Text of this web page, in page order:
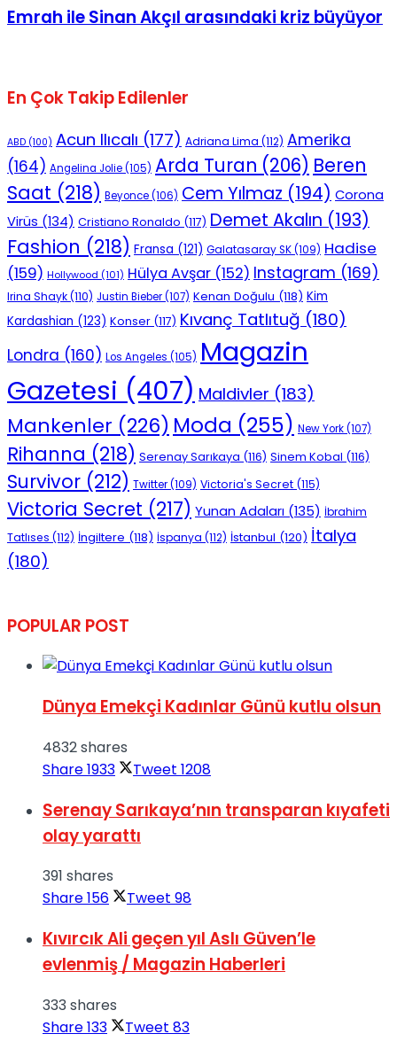
Emrah ile Sinan Akçıl arasındaki kriz büyüyor
En Çok Takip Edilenler
ABD (100) Acun Ilıcalı (177) Adriana Lima (112) Amerika
(164) Angelina Jolie(105) Arda Turan (206) Beren
Saat (218) Beyonce(106) Cem Yılmaz (194) Corona
Virüs (134) Cristiano Ronaldo (117) Demet Akalın (193)
Fashion (218) Fransa (121) Galatasaray SK(109) Hadise
(159) Hollywood (101) Hülya Avşar (152) Instagram (169)
Irina Shayk(110) Justin Bieber(107) Kenan Doğulu (118) Kim
Kardashian (123) Konser (117) Kıvanç Tatlıtuğ (180)
Londra (160) Los Angeles (105) Magazin
Gazetesi (407) Maldivler (183)
Mankenler (226) Moda (255) New York(107)
Rihanna (218) Serenay Sarıkaya (116) Sinem Kobal (116)
Survivor (212) Twitter(109) Victoria's Secret (115)
Victoria Secret (217) Yunan Adaları (135) İbrahim
Tatlıses (112) İngiltere (118) İspanya (112) İstanbul (120) İtalya
(180)
POPULAR POST
Dünya Emekçi Kadınlar Günü kutlu olsun
4832 shares
Share1933 Tweet 1208
Serenay Sarıkaya’nın transparan kıyafeti
olay yarattı
391 shares
Share156 Tweet 98
Kıvırcık Ali geçen yıl Aslı Güven’le
evlenmiş / Magazin Haberleri
333 shares
Share133 Tweet 83